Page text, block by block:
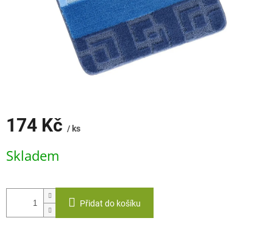
174 Kč / ks
cena:
Skladem
Přidat do košíku